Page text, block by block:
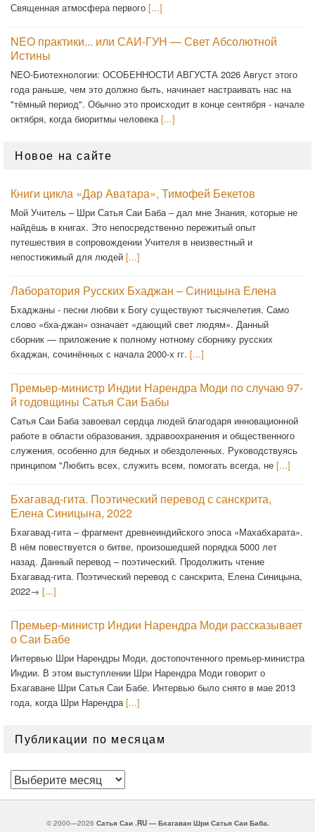
Священная атмосфера первого [...]
NEO практики... или САИ-ГУН — Свет Абсолютной
Истины
NEO-Биотехнологии: ОСОБЕННОСТИ АВГУСТА 2026 Август этого
года раньше, чем это должно быть, начинает настраивать нас на
"тёмный период". Обычно это происходит в конце сентября - начале
октября, когда биоритмы человека[...]
Новое на сайте
Книги цикла «Дар Аватара», Тимофей Бекетов
Мой Учитель – Шри Сатья Саи Баба – дал мне Знания, которые не
найдёшь в книгах. Это непосредственно пережитый опыт
путешествия в сопровождении Учителя в неизвестный и
непостижимый для людей [...]
Лаборатория Русских Бхаджан – Синицына Елена
Бхаджаны - песни любви к Богу существуют тысячелетия. Само
слово «бха-джан» означает «дающий свет людям». Данный
сборник — приложение к полному нотному сборнику русских
бхаджан, сочинённых с начала 2000-х гг. [...]
Премьер-министр Индии Нарендра Моди по случаю 97-
й годовщины Сатья Саи Бабы
Сатья Саи Баба завоевал сердца людей благодаря инновационной
работе в области образования, здравоохранения и общественного
служения, особенно для бедных и обездоленных. Руководствуясь
принципом "Любить всех, служить всем, помогать всегда, не [...]
Бхагавад-гита. Поэтический перевод с санскрита,
Елена Синицына, 2022
Бхагавад-гита – фрагмент древнеиндийского эпоса «Махабхарата».
В нём повествуется о битве, произошедшей порядка 5000 лет
назад. Данный перевод – поэтический. Продолжить чтение
Бхагавад-гита. Поэтический перевод с санскрита, Елена Синицына,
2022→ [...]
Премьер-министр Индии Нарендра Моди рассказывает
о Саи Бабе
Интервью Шри Нарендры Моди, достопочтенного премьер-министра
Индии. В этом выступлении Шри Нарендра Моди говорит о
Бхагаване Шри Сатья Саи Бабе. Интервью было снято в мае 2013
года, когда Шри Нарендра[...]
Публикации по месяцам
Публикации
по
© 2000—2026 Сатья Саи .RU — Бхагаван Шри Сатья Саи Баба.